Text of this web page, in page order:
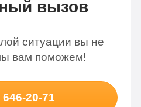
вызов
ситуации вы не
вам поможем!
646-20-71